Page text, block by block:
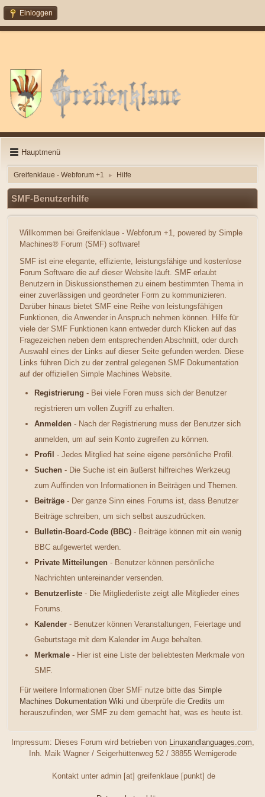
Einloggen
Hauptmenü
Greifenklaue - Webforum +1 ► Hilfe
SMF-Benutzerhilfe
Willkommen bei Greifenklaue - Webforum +1, powered by Simple
Machines® Forum (SMF) software!
SMF ist eine elegante, effiziente, leistungsfähige und kostenlose
Forum Software die auf dieser Website läuft. SMF erlaubt
Benutzern in Diskussionsthemen zu einem bestimmten Thema in
einer zuverlässigen und geordneter Form zu kommunizieren.
Darüber hinaus bietet SMF eine Reihe von leistungsfähigen
Funktionen, die Anwender in Anspruch nehmen können. Hilfe für
viele der SMF Funktionen kann entweder durch Klicken auf das
Fragezeichen neben dem entsprechenden Abschnitt, oder durch
Auswahl eines der Links auf dieser Seite gefunden werden. Diese
Links führen Dich zu der zentral gelegenen SMF Dokumentation
auf der offiziellen Simple Machines Website.
Registrierung - Bei viele Foren muss sich der Benutzer
registrieren um vollen Zugriff zu erhalten.
Anmelden - Nach der Registrierung muss der Benutzer sich
anmelden, um auf sein Konto zugreifen zu können.
Profil - Jedes Mitglied hat seine eigene persönliche Profil.
Suchen - Die Suche ist ein äußerst hilfreiches Werkzeug
zum Auffinden von Informationen in Beiträgen und Themen.
Beiträge - Der ganze Sinn eines Forums ist, dass Benutzer
Beiträge schreiben, um sich selbst auszudrücken.
Bulletin-Board-Code (BBC) - Beiträge können mit ein wenig
BBC aufgewertet werden.
Private Mitteilungen - Benutzer können persönliche
Nachrichten untereinander versenden.
Benutzerliste - Die Mitgliederliste zeigt alle Mitglieder eines
Forums.
Kalender - Benutzer können Veranstaltungen, Feiertage und
Geburtstage mit dem Kalender im Auge behalten.
Merkmale - Hier ist eine Liste der beliebtesten Merkmale von
SMF.
Für weitere Informationen über SMF nutze bitte das Simple
Machines Dokumentation Wiki und überprüfe die Credits um
herauszufinden, wer SMF zu dem gemacht hat, was es heute ist.
Impressum: Dieses Forum wird betrieben von Linuxandlanguages.com
Inh. Maik Wagner / Seigerhüttenweg 52 / 38855 Wernigerode
Kontakt unter admin [at] greifenklaue [punkt] de